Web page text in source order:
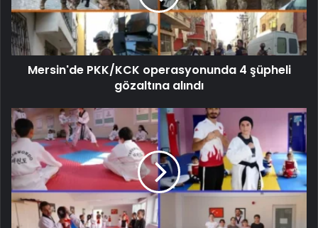
Mersin'de PKK/KCK operasyonunda 4 şüpheli
gözaltına alındı